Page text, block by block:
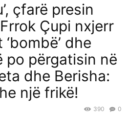
çfarë presin
Çupi nxjerr
dhe
po përgatisin në
dhe Berisha:
një frikë!
0
390